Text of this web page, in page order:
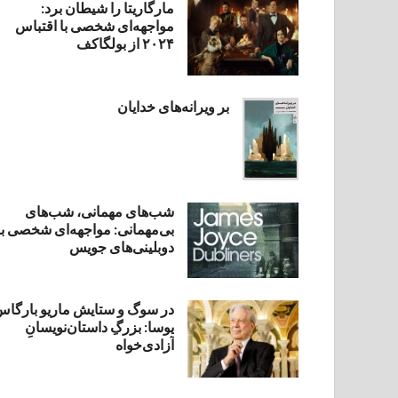
مارگاریتا را شیطان برد:
مواجهه‌ای شخصی با اقتباس
۲۰۲۴ از بولگاکف
بر ویرانه‌های خدایان
شب‌های مهمانی، شب‌های
بی‌مهمانی: مواجهه‌ای شخصی
دوبلینی‌های جویس
در سوگ و ستایش ماریو
یوسا: بزرگِ داستان‌نویسانِ
آزادی‌خواه